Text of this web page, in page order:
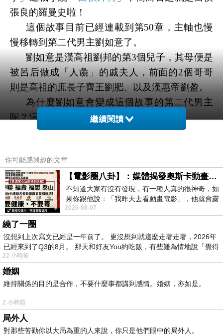
張良的羅曼史啦！
這個故事目前已經連載到第50章，主軸也慢
慢移轉到第二代男主劉如意了。
劉如意是漢高祖劉邦的第3個兒子，其母便是
被呂后做成「人彘」的戚夫人，前面的2個哥哥
則是高祖的庶長子齊王劉肥、以及漢惠帝劉盈。
為什麼劉如意會變成這個故事的第二代男主
呢？這就要從我對第二代女主的設定說起。
《史記》中，張良至少有兩個兒子，一個
另一個是「呂太后本紀」提及的「辟彊」
張辟彊為侍中
。
而在我的故事裡，張良與其妻小翎、前主公
韓成(原名韓嫣，是代替孿生哥哥當王的女子
三角關係，韓成利用王的身分強娶
項羽賜死(我在「戀慕」這篇文章裡有提到) 。小
翎憐惜韓成的身世和無奈，於是將自己的女兒取
名為「嫣」，希望她能活得自由自在，不必像韓
成那樣，只能以兄長的名字活著，過著不屬於自
己的人生。
所以在我的設定裡，張良與小翎總共會有3個
孩子，而我寫著寫著，就把嫣兒指婚給了如意，
繼續閱讀
你可能感興趣的文章
【電影圈八卦】：媒體揭發奧斯卡動畫項目投票醜聞！好萊塢為什麼看不起動畫電影？
不知道大家有沒有發現，有一種人真的很神奇，如
果你跟他說：「我昨天去看動畫電影」，他就會露
出一種慈祥的微笑，然後問你是不是陪小
2026-08-07
繞了一圈
沒想到上次寫文已經是一年前了。 更沒想到就這麼走著走著，2026年
已經來到了Q3的8月。 那天和好友You約吃飯，有些難為情地說「覺得
22 小時前
婚姻
維持關係的目的是合作，不要什麼事都講到感情。婚姻，亦如是。
2 小時前
局外人
對那些苦勸你以大局為重的人來說，你只是他們眼中的局外人。